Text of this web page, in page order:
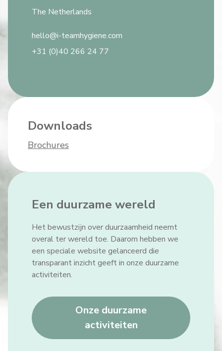
The Netherlands
hello@i-teamhygiene.com
+31 (0)40 266 24 77
Downloads
Brochures
Een duurzame wereld
Het bewustzijn over duurzaamheid neemt
overal ter wereld toe. Daarom hebben we
een speciale website gelanceerd die
transparant inzicht geeft in onze duurzame
activiteiten.
Onze duurzame
activiteiten